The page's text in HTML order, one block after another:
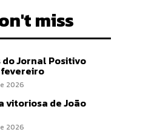
miss
Jornal Positivo
2026
vitoriosa de João
2026